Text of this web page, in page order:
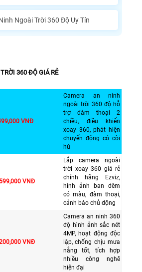
Ngoài Trời 360 Độ Uy Tín
360 ĐỘ GIÁ RẺ
VNĐ
Camera an ninh
ngoài trời 360 độ hỗ
trợ đàm thoại 2
chiều, điều khiển
xoay 360, phát hiện
chuyển động có còi
hú
VNĐ
Lắp camera ngoài
trời xoay 360 giá rẻ
chính hãng Ezviz,
hình ảnh ban đêm
có màu, đàm thoại,
cảnh báo chủ động
VNĐ
Camera an ninh 360
độ hình ảnh sắc nét
4MP, hoạt động độc
lập, chống chịu mưa
nắng tốt, tích hợp
nhiều công nghê
hiện đại